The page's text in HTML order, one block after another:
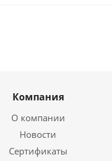
Компания
О компании
Новости
Сертификаты